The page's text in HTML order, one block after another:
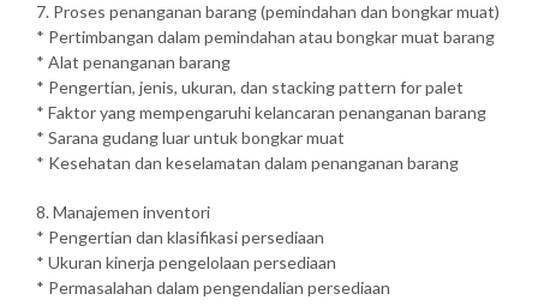
7. Proses penanganan barang (pemindahan dan bongkar muat)
* Pertimbangan dalam pemindahan atau bongkar muat barang
* Alat penanganan barang
* Pengertian, jenis, ukuran, dan stacking pattern for palet
* Faktor yang mempengaruhi kelancaran penanganan barang
* Sarana gudang luar untuk bongkar muat
* Kesehatan dan keselamatan dalam penanganan barang
8. Manajemen inventori
* Pengertian dan klasifikasi persediaan
* Ukuran kinerja pengelolaan persediaan
* Permasalahan dalam pengendalian persediaan